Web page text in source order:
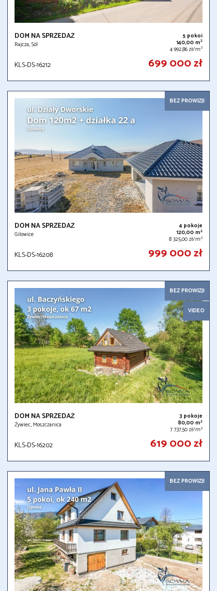
DOM NA SPRZEDAŻ
Rajcza, Sól
5 pokoi
140,00 m2
4 992,86 zł/m2
KLS-DS-16212 699 000 zł
BEZ PROWIZJI
DOM NA SPRZEDAŻ
Gilowice
4 pokoje
120,00 m2
8 325,00 zł/m2
KLS-DS-16208 999 000 zł
BEZ PROWIZJI
VIDEO
DOM NA SPRZEDAŻ
Żywiec, Moszczanica
3 pokoje
80,00 m2
7 737,50 zł/m2
KLS-DS-16202 619 000 zł
BEZ PROWIZJI